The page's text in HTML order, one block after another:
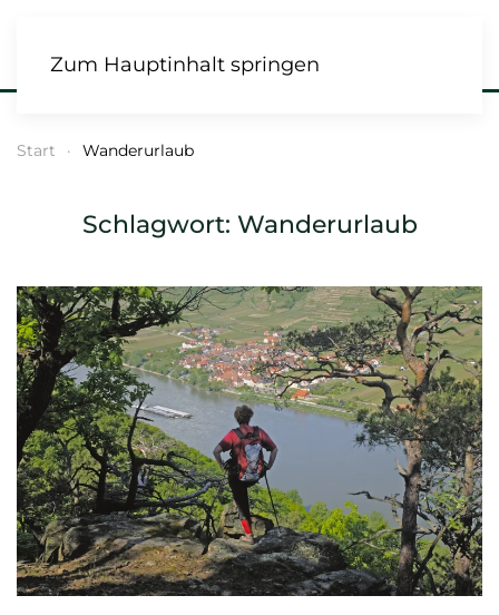
Zum Hauptinhalt springen
Start Wanderurlaub
Schlagwort: Wanderurlaub